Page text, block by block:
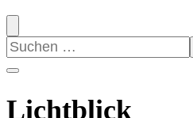
Suchen
nach:
Lichtblick